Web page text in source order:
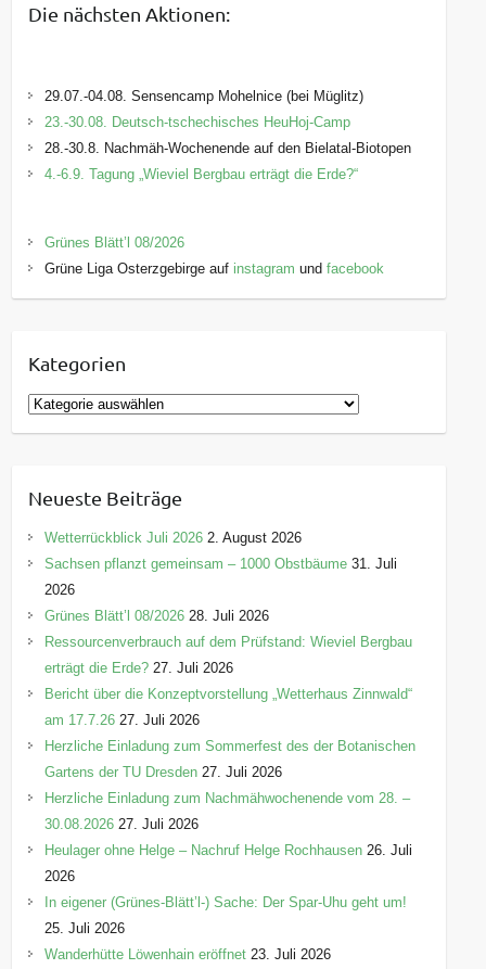
Die nächsten Aktionen:
29.07.-04.08. Sensencamp Mohelnice (bei Müglitz)
23.-30.08. Deutsch-tschechisches HeuHoj-Camp
28.-30.8. Nachmäh-Wochenende auf den Bielatal-Biotopen
4.-6.9. Tagung „Wieviel Bergbau erträgt die Erde?“
Grünes Blätt’l 08/2026
Grüne Liga Osterzgebirge auf instagram undfacebook
Kategorien
K
a
g
o
r
e
n
Neueste Beiträge
Wetterrückblick Juli 2026 2. August 2026
Sachsen pflanzt gemeinsam – 1000 Obstbäume 31. Juli
2026
Grünes Blätt’l 08/2026 28. Juli 2026
Ressourcenverbrauch auf dem Prüfstand: Wieviel Bergbau
erträgt die Erde? 27. Juli 2026
Bericht über die Konzeptvorstellung „Wetterhaus Zinnwald“
am 17.7.26 27. Juli 2026
Herzliche Einladung zum Sommerfest des der Botanischen
Gartens der TU Dresden 27. Juli 2026
Herzliche Einladung zum Nachmähwochenende vom 28. –
30.08.2026 27. Juli 2026
Heulager ohne Helge – Nachruf Helge Rochhausen 26. Juli
2026
In eigener (Grünes-Blätt’l-) Sache: Der Spar-Uhu geht um!
25. Juli 2026
Wanderhütte Löwenhain eröffnet 23. Juli 2026